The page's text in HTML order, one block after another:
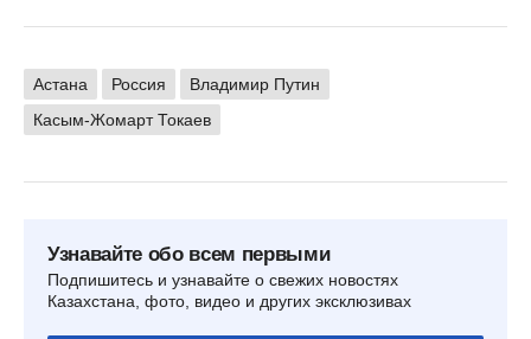
Астана Россия
Владимир Путин
Касым-Жомарт Токаев
Узнавайте обо всем первыми
Подпишитесь и узнавайте о свежих новостях
Казахстана, фото, видео и других эксклюзивах